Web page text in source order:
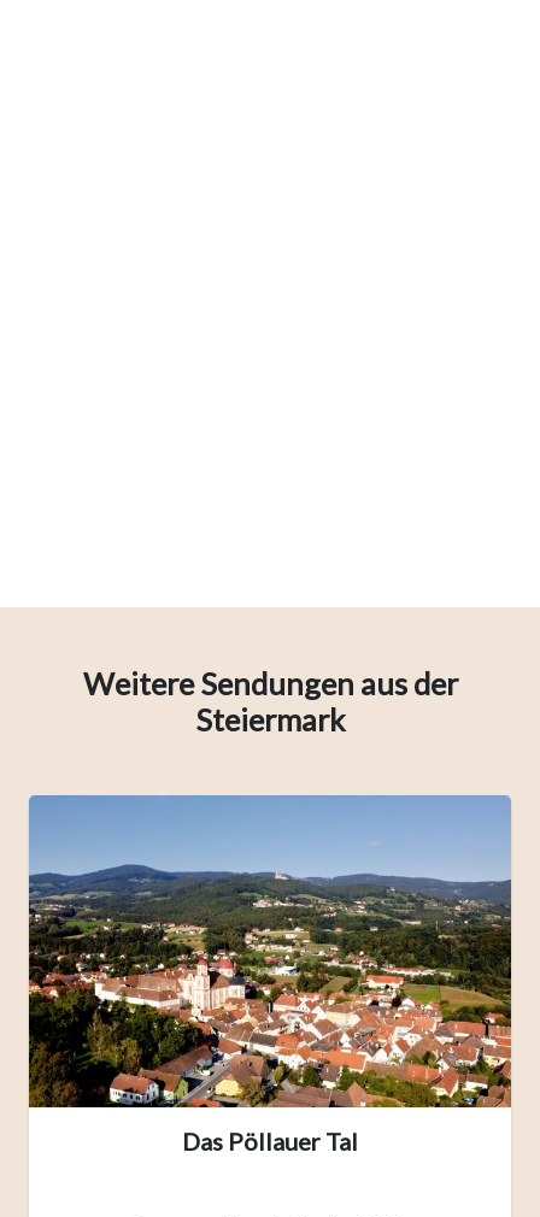
Weitere Sendungen aus der
Steiermark
Das Pöllauer Tal